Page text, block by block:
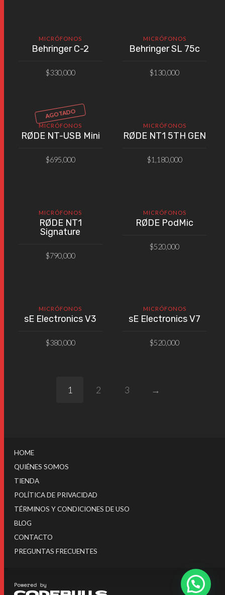
MICRÓFONOS
Behringer C-2
$330,000
MICRÓFONOS
Behringer SL 75c
$130,000
AGOTADO
MICRÓFONOS
RØDE NT-USB Mini
$695,000
MICRÓFONOS
RØDE NT1 5TH GEN
$1,180,000
MICRÓFONOS
RØDE NT1
Signature
$790,000
MICRÓFONOS
RØDE PodMic
$520,000
MICRÓFONOS
sE Electronics V3
$380,000
MICRÓFONOS
sE Electronics V7
$520,000
1 2 3 →
HOME
QUIÉNES SOMOS
TIENDA
POLÍTICA DE PRIVACIDAD
TÉRMINOS Y CONDICIONES DE USO
BLOG
CONTACTO
PREGUNTAS FRECUENTES